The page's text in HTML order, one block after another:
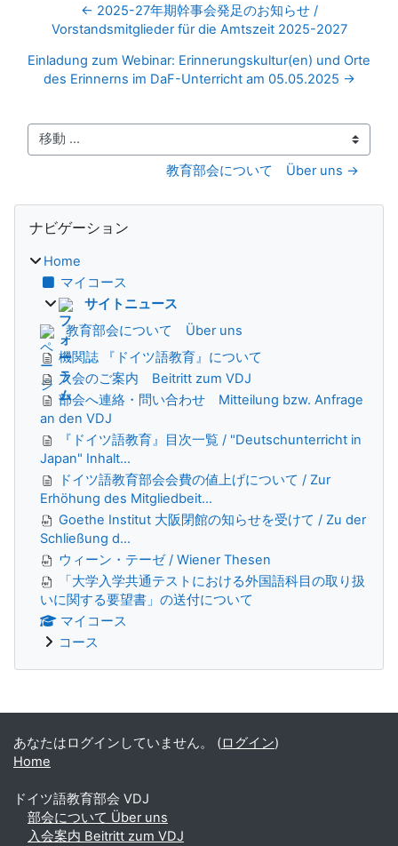
← 2025-27年期幹事会発足のお知らせ /
Vorstandsmitglieder für die Amtszeit 2025-2027
Einladung zum Webinar: Erinnerungskultur(en) und Orte
des Erinnerns im DaF-Unterricht am 05.05.2025 →
移動 ...
教育部会について　Über uns →
ブロック
ナビゲーション
Home
マイコース
サイトニュース
教育部会について Über uns
機関誌 『ドイツ語教育』について
入会のご案内 Beitritt zum VDJ
部会へ連絡・問い合わせ Mitteilung bzw. Anfrage
an den VDJ
『ドイツ語教育』目次一覧 / "Deutschunterricht in
Japan" Inhalt...
ドイツ語教育部会会費の値上げについて / Zur
Erhöhung des Mitgliedbeit...
Goethe Institut 大阪閉館の知らせを受けて / Zu der
Schließung d...
ウィーン・テーゼ / Wiener Thesen
「大学入学共通テストにおける外国語科目の取り扱
いに関する要望書」の送付について
マイコース
コース
補助ブロック
あなたはログインしていません。 (ログイン)
Home
ドイツ語教育部会 VDJ
部会について Über uns
入会案内 Beitritt zum VDJ